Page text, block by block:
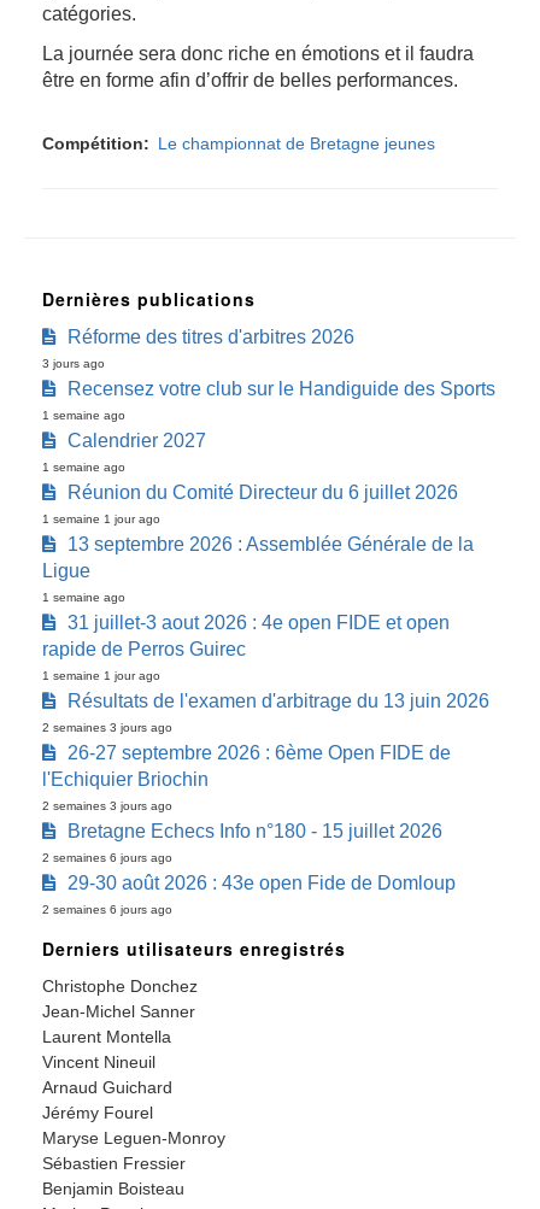
catégories.
La journée sera donc riche en émotions et il faudra
être en forme afin d’offrir de belles performances.
Compétition Le championnat de Bretagne jeunes
Dernières publications
Réforme des titres d'arbitres 2026
3 jours ago
Recensez votre club sur le Handiguide des Sports
1 semaine ago
Calendrier 2027
1 semaine ago
Réunion du Comité Directeur du 6 juillet 2026
1 semaine 1 jour ago
13 septembre 2026 : Assemblée Générale de la
Ligue
1 semaine ago
31 juillet-3 aout 2026 : 4e open FIDE et open
rapide de Perros Guirec
1 semaine 1 jour ago
Résultats de l'examen d'arbitrage du 13 juin 2026
2 semaines 3 jours ago
26-27 septembre 2026 : 6ème Open FIDE de
l'Echiquier Briochin
2 semaines 3 jours ago
Bretagne Echecs Info n°180 - 15 juillet 2026
2 semaines 6 jours ago
29-30 août 2026 : 43e open Fide de Domloup
2 semaines 6 jours ago
Derniers utilisateurs enregistrés
Christophe Donchez
Jean-Michel Sanner
Laurent Montella
Vincent Nineuil
Arnaud Guichard
Jérémy Fourel
Maryse Leguen-Monroy
Sébastien Fressier
Benjamin Boisteau